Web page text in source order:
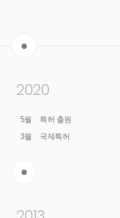
2020
5월 특허 출원
3월 국제특허